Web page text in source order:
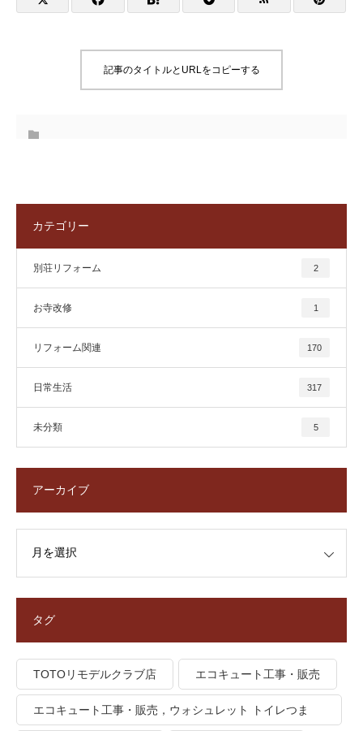
記事のタイトルとURLをコピーする
カテゴリー
別荘リフォーム 2
お寺改修 1
リフォーム関連 170
日常生活 317
未分類 5
アーカイブ
タグ
TOTOリモデルクラブ店 エコキュート工事・販売
エコキュート工事・販売，ウォシュレット トイレつま